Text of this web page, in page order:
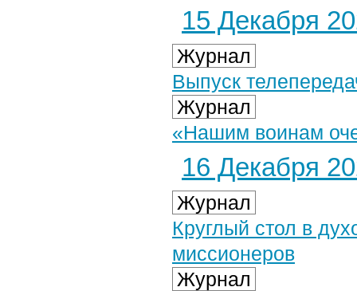
15 Декабря
Журнал
Выпуск
Журнал
«Нашим воинам
16 Декабря
Журнал
Круглый стол в
миссионеров
Журнал